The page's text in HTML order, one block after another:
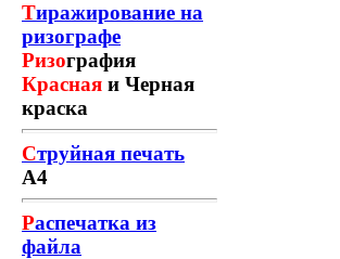
Тиражирование на
ризографе
Ризография
Красная и Черная
краска
Струйная печать
А4
Распечатка из
файла